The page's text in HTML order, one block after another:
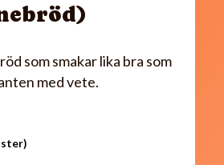
som smakar lika bra som
med vete.